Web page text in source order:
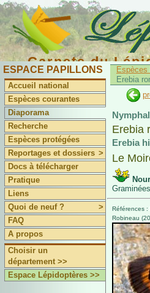
Carnets du
ESPACE PAPILLONS
Accueil national
Espèces courantes
Diaporama
Recherche
Espèces protégées
Reportages et dossiers >
Docs à télécharger
Pratique
Liens
Quoi de neuf ?
>
FAQ
A propos
Choisir un
département >>
Espace Lépidoptères >>
Espèces
Erebia
Erebia
Erebia
Le
Références :
Robineau